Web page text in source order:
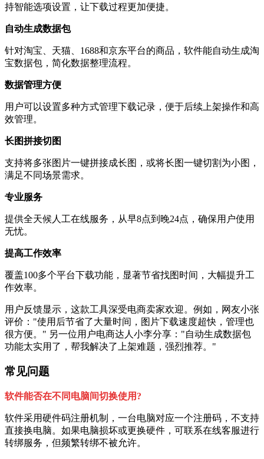
持智能选项设置，让下载过程更加便捷。
自动生成数据包
针对淘宝、天猫、1688和京东平台的商品，软件能自动生成淘
宝数据包，简化数据整理流程。
数据管理方便
用户可以设置多种方式管理下载记录，便于后续上架操作和高
效管理。
长图拼接切图
支持将多张图片一键拼接成长图，或将长图一键切割为小图，
满足不同场景需求。
专业服务
提供全天候人工在线服务，从早8点到晚24点，确保用户使用
无忧。
提高工作效率
覆盖100多个平台下载功能，显著节省找图时间，大幅提升工
作效率。
用户反馈显示，这款工具深受电商卖家欢迎。例如，网友小张
评价："使用后节省了大量时间，图片下载速度超快，管理也
很方便。" 另一位用户电商达人小李分享："自动生成数据包
功能太实用了，帮我解决了上架难题，强烈推荐。"
常见问题
软件能否在不同电脑间切换使用?
软件采用硬件码注册机制，一台电脑对应一个注册码，不支持
直接换电脑。如果电脑损坏或更换硬件，可联系在线客服进行
转绑服务，但频繁转绑不被允许。